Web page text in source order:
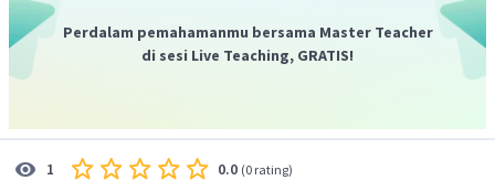
Perdalam pemahamanmu bersama Master Teacher
di sesi Live Teaching, GRATIS!
1 0.0 (0 rating)